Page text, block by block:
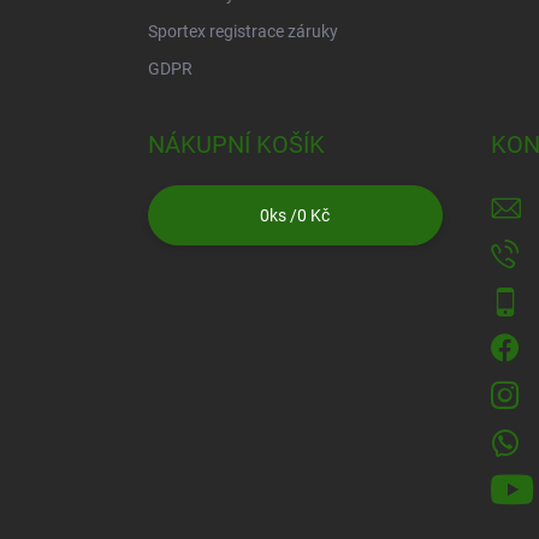
Sportex registrace záruky
GDPR
NÁKUPNÍ KOŠÍK
0ks /0 Kč